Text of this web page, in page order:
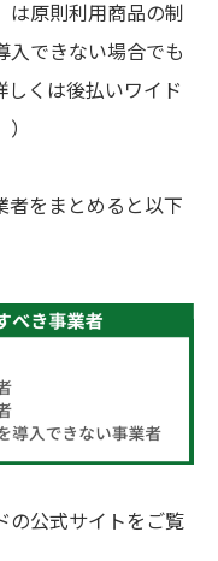
は原則利用商品の制
入できない場合でも
しくは後払いワイド
者をまとめると以下
の公式サイトをご覧